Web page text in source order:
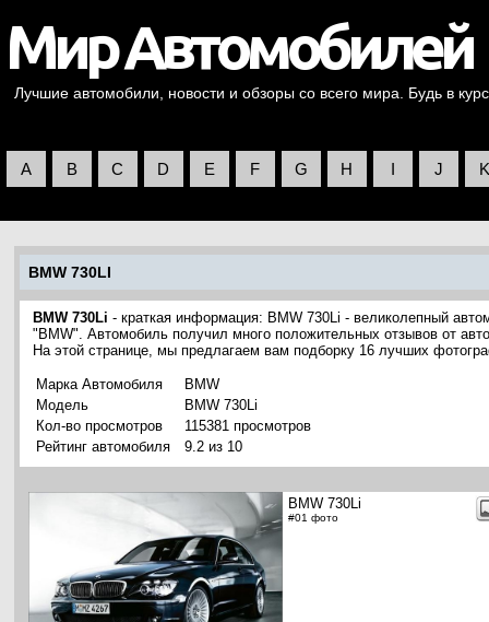
Лучшие автомобили, новости и обзоры со всего мира. Будь в
A B C D E F G H I J K
BMW 730LI
BMW 730Li - краткая информация: BMW 730Li - великолепный
"BMW". Автомобиль получил много положительных отзывов от
На этой странице, мы предлагаем вам подборку 16 лучших
Марка Автомобиля
BMW
Модель
BMW 730Li
Кол-во просмотров
115381 просмотров
Рейтинг автомобиля
9.2 из 10
BMW 730Li
#01 фото